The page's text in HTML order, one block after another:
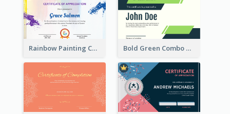
Rainbow Painting Certificate Bold Green Combo Graphic Certificate Design